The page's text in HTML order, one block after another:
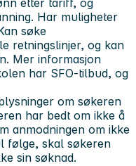
etter tariff, og
Har muligheter
søke
retningslinjer, og kan
Mer informasjon
har SFO-tilbud, og
om søkeren
har bedt om ikke å
anmodningen om ikke
følge, skal søkeren
sin søknad.